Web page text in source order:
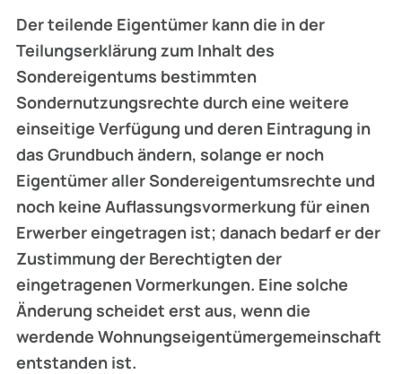
Der teilende Eigentümer kann die in der
Teilungserklärung zum Inhalt des
Sondereigentums bestimmten
Sondernutzungsrechte durch eine weitere
einseitige Verfügung und deren Eintragung in
das Grundbuch ändern, solange er noch
Eigentümer aller Sondereigen­tumsrechte und
noch keine Auflassungsvormerkung für einen
Erwerber eingetragen ist; danach bedarf er der
Zustimmung der Berechtigten der
eingetragenen Vormerkungen. Eine solche
Änderung scheidet erst aus, wenn die
werdende Wohnungseigentümergemeinschaft
entstanden ist.